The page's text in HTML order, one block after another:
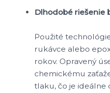
Dlhodobé riešenie
Použité
rukávce alebo
rokov. Opravený
chemickému
tlaku, čo je